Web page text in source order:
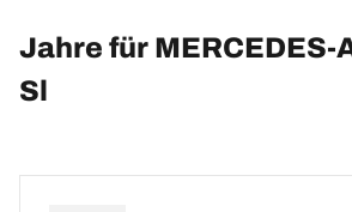
Jahre für MERCEDES-
Sl